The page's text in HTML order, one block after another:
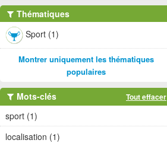
Thématiques
Sport (1)
Montrer uniquement les thématiques
populaires
Mots-clés Tout effacer
sport (1)
localisation (1)